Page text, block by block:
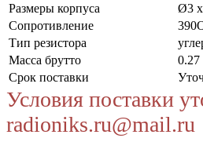
Размеры корпуса
Ø3
Сопротивление
Тип резистора
Масса брутто
0.27
Срок поставки
Условия поставки
radioniks.ru@mail.ru